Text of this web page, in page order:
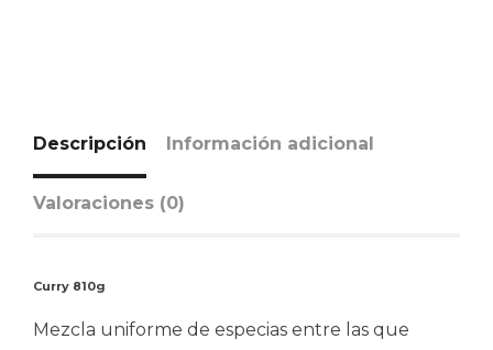
Descripción Información adicional
Valoraciones (0)
Curry 810g
Mezcla uniforme de especias entre las que